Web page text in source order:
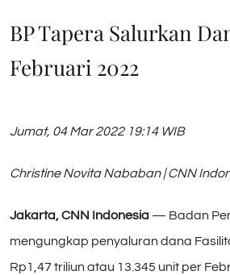
BP Tapera Salurkan
Februari 2022
Jumat, 04 Mar 2022 19:14 WIB
Christine Novita Nababan | CNN
Jakarta, CNN Indonesia— Badan
mengungkap penyaluran dana
Rp1,47 triliun atau 13.345 unit per